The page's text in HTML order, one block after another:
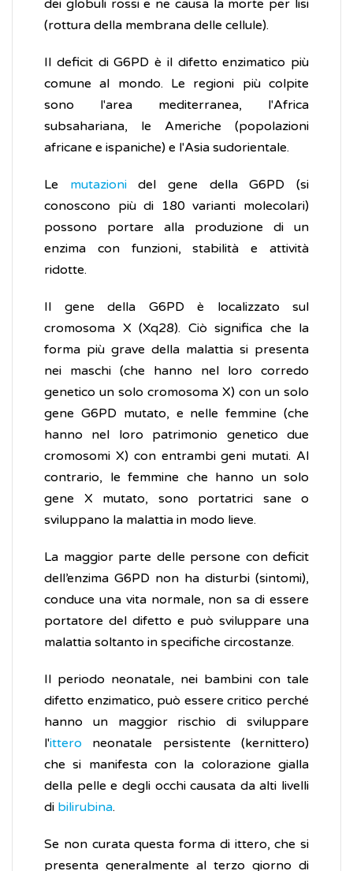
dei globuli rossi e ne causa la morte per lisi
(rottura della membrana delle cellule).
Il deficit di G6PD è il difetto enzimatico più
comune al mondo. Le regioni più colpite
sono l'area mediterranea, l'Africa
subsahariana, le Americhe (popolazioni
africane e ispaniche) e l'Asia sudorientale.
Le mutazionidel gene della G6PD (si
conoscono più di 180 varianti molecolari)
possono portare alla produzione di un
enzima con funzioni, stabilità e attività
ridotte.
Il gene della G6PD è localizzato sul
cromosoma X (Xq28). Ciò significa che la
forma più grave della malattia si presenta
nei maschi (che hanno nel loro corredo
genetico un solo cromosoma X) con un solo
gene G6PD mutato, e nelle femmine (che
hanno nel loro patrimonio genetico due
cromosomi X) con entrambi geni mutati. Al
contrario, le femmine che hanno un solo
gene X mutato, sono portatrici sane o
sviluppano la malattia in modo lieve.
La maggior parte delle persone con deficit
dell’enzima G6PD non ha disturbi (sintomi),
conduce una vita normale, non sa di essere
portatore del difetto e può sviluppare una
malattia soltanto in specifiche circostanze.
Il periodo neonatale, nei bambini con tale
difetto enzimatico, può essere critico perché
hanno un maggior rischio di sviluppare
l'ittero neonatale persistente (kernittero)
che si manifesta con la colorazione gialla
della pelle e degli occhi causata da alti livelli
di bilirubina.
Se non curata questa forma di ittero, che si
presenta generalmente al terzo giorno di